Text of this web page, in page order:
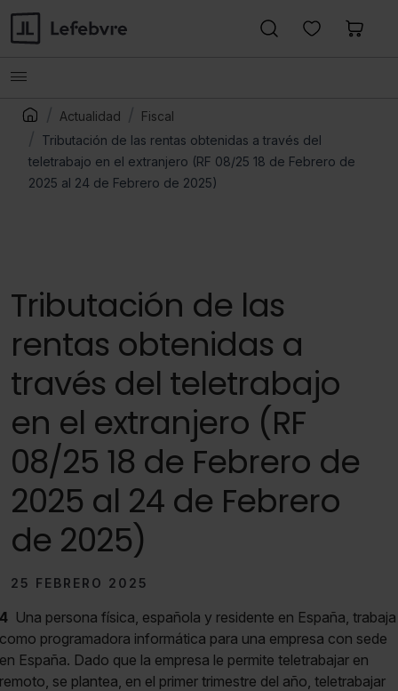
Actualidad
Fiscal
Tributación de las rentas obtenidas a través del
teletrabajo en el extranjero (RF 08/25 18 de Febrero de
2025 al 24 de Febrero de 2025)
Tributación de las
rentas obtenidas a
través del teletrabajo
en el extranjero (RF
08/25 18 de Febrero de
2025 al 24 de Febrero
de 2025)
25 FEBRERO 2025
4 Una persona física, española y residente en España, trabaja
como programadora informática para una empresa con sede
en España. Dado que la empresa le permite teletrabajar en
remoto, se plantea, en el primer trimestre del año, teletrabajar